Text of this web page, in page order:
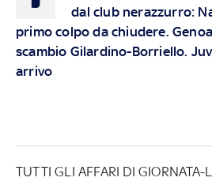
dal club nerazzurro:
primo colpo da chiudere.
scambio Gilardino-Borriello.
arrivo
TUTTI GLI AFFARI DI GIORNATA-